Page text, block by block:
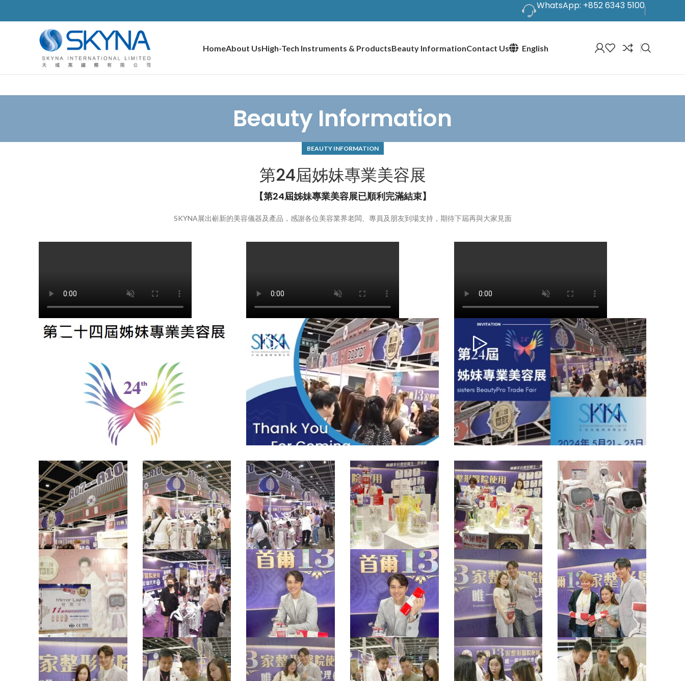
WhatsApp: +852 6343 5100
HomeAbout UsHigh-Tech Instruments & ProductsBeauty InformationContact Us English
Beauty Information
BEAUTY INFORMATION
第24屆姊妹專業美容展
【第24屆姊妹專業美容展已順利完滿結束】
SKYNA展出嶄新的美容儀器及產品，感謝各位美容業界老闆、專員及朋友到場支持，期待下屆再與大家見面